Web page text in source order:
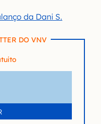
da Dani S.
DO VNV